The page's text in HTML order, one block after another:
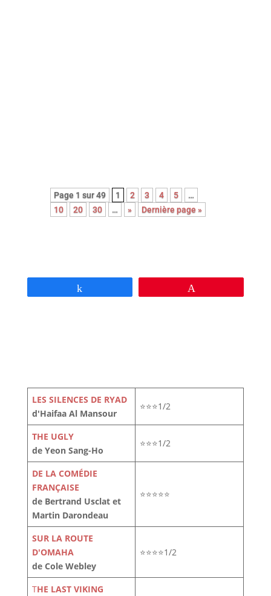
Page 1 sur 49 1 2 3 4 5
…
10
20 30 … » Dernière page »
LES SILENCES DE RYAD
d'Haifaa Al Mansour
⭐⭐⭐1/2
THE UGLY
de Yeon Sang-Ho
⭐⭐⭐1/2
DE LA COMÉDIE
FRANÇAISE
de Bertrand Usclat et
Martin Darondeau
⭐⭐⭐⭐⭐
SUR LA ROUTE
D'OMAHA
de Cole Webley
⭐⭐⭐⭐1/2
THE LAST VIKING